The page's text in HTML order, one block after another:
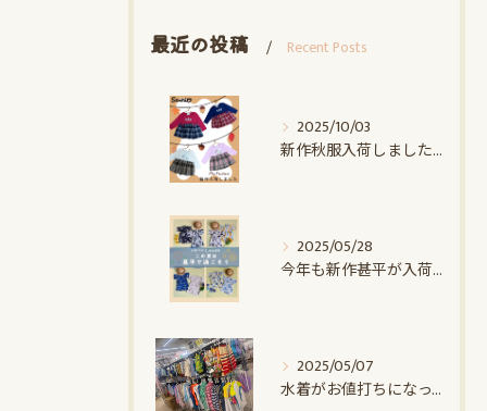
最近の投稿 Recent Posts
2025/10/03
新作秋服入荷しました♪｜赤ちゃんデパート水谷
2025/05/28
今年も新作甚平が入荷しました｜赤ちゃんデパート水谷
2025/05/07
水着がお値打ちになってます！！｜赤ちゃんデパート水谷